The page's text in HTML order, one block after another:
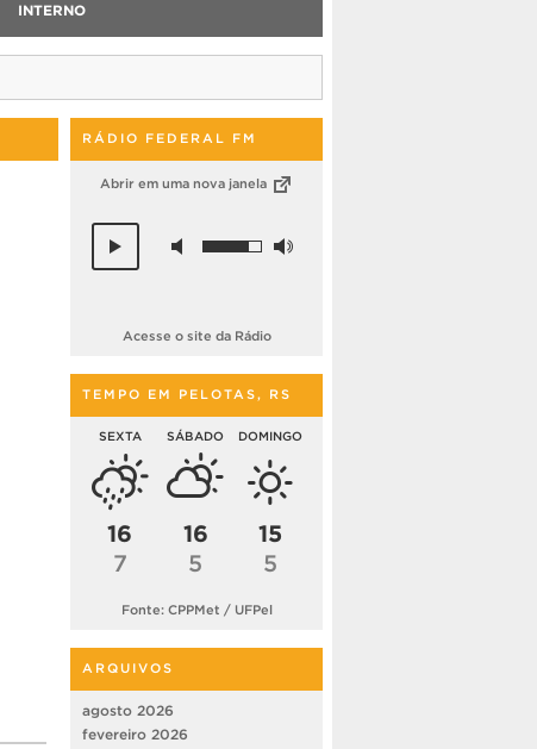
INTERNO
RÁDIO FEDERAL FM
Abrir em uma nova janela
Acesse o site da Rádio
TEMPO EM PELOTAS, RS
SEXTA
16
7
SÁBADO
16
5
DOMINGO
15
5
Fonte: CPPMet / UFPel
ARQUIVOS
agosto 2026
fevereiro 2026